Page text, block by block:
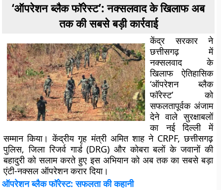
‘ऑपरेशन ब्लैक फॉरेस्ट’: नक्सलवाद के खिलाफ अब
तक की सबसे बड़ी कार्रवाई
केंद्र सरकार ने
छत्तीसगढ़ में
नक्सलवाद के
खिलाफ ऐतिहासिक
‘ऑपरेशन ब्लैक
फॉरेस्ट’ को
सफलतापूर्वक अंजाम
देने वाले सुरक्षाबलों
का नई दिल्ली में
सम्मान किया। केंद्रीय गृह मंत्री अमित शाह ने CRPF, छत्तीसगढ़
पुलिस, जिला रिजर्व गार्ड (DRG) और कोबरा बलों के जवानों की
बहादुरी को सलाम करते हुए इस अभियान को अब तक का सबसे बड़ा
एंटी-नक्सल ऑपरेशनकरार दिया।
ऑपरेशन ब्लैक फॉरेस्ट: सफलता की कहानी